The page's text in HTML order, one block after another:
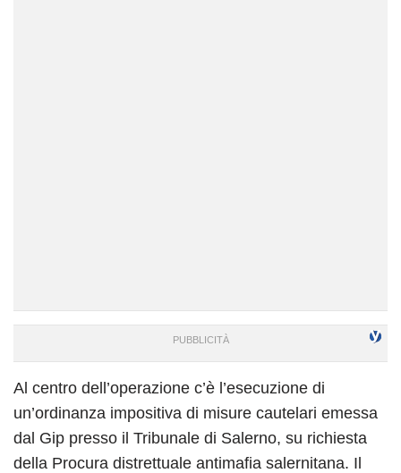
Al centro dell’operazione c’è l’esecuzione di
un’ordinanza impositiva di misure cautelari emessa
dal Gip presso il Tribunale di Salerno, su richiesta
della Procura distrettuale antimafia salernitana. Il